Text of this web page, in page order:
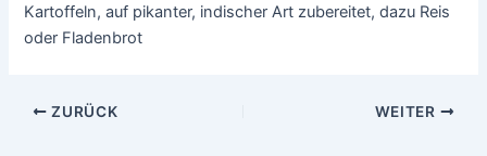
Kartoffeln, auf pikanter, indischer Art zubereitet, dazu Reis
oder Fladenbrot
ZURÜCK WEITER